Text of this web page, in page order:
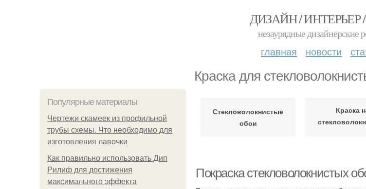
ДИЗАЙН / ИНТЕРЬЕР
незаурядные дизайнерские
главная новости
Краска для
Популярные материалы
Чертежи скамеек из профильной
трубы схемы. Что необходимо для
изготовления лавочки
Как правильно использовать Дип
Рилиф для достижения
максимального эффекта
Стекловолокнистые
обои
Краска
Покраска стекловолокнистых